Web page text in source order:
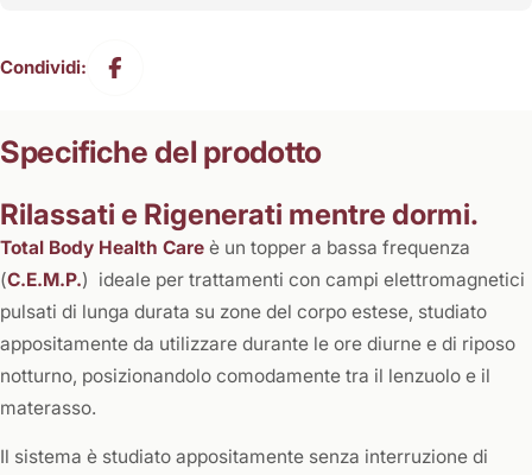
Condividi:
Specifiche del prodotto
Rilassati e Rigenerati mentre dormi.
Total Body Health Care è un topper a bassa frequenza
(C.E.M.P.) ideale per trattamenti con campi elettromagnetici
pulsati di lunga durata su zone del corpo estese, studiato
appositamente da utilizzare durante le ore diurne e di riposo
notturno, posizionandolo comodamente tra il lenzuolo e il
materasso.
Il sistema è studiato appositamente senza interruzione di